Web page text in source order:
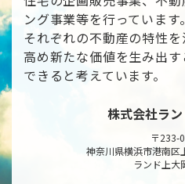
ング事業等を行っています。
それぞれの不動産の特性
高め新たな価値を生み出
できると考えています。
株式会社ラ
〒233-
神奈川県横浜市港南区
ランド上大